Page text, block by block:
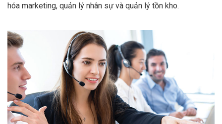
hóa marketing, quản lý nhân sự và quản lý tồn kho.